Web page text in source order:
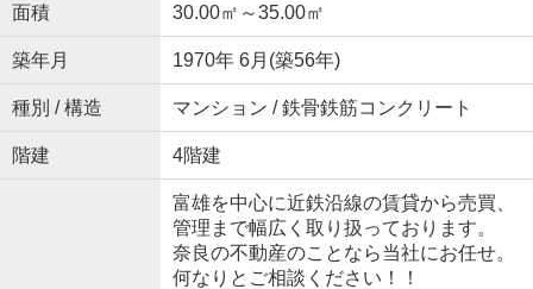
面積 30.00㎡～35.00㎡
築年月 1970年 6月(築56年)
種別 / 構造 マンション / 鉄骨鉄筋コンクリート
階建 4階建
富雄を中心に近鉄沿線の賃貸から売買、
管理まで幅広く取り扱っております。
奈良の不動産のことなら当社にお任せ。
何なりとご相談ください！！